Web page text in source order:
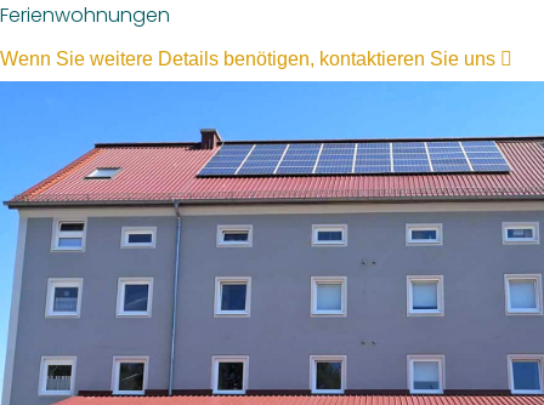
Ferienwohnungen
Wenn Sie weitere Details benötigen, kontaktieren Sie uns